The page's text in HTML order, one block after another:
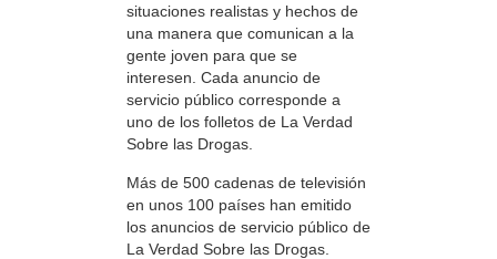
situaciones realistas y hechos de
una manera que comunican a la
gente joven para que se
interesen. Cada anuncio de
servicio público corresponde a
uno de los folletos de La Verdad
Sobre las Drogas.
Más de 500 cadenas de televisión
en unos 100 países han emitido
los anuncios de servicio público de
La Verdad Sobre las Drogas.